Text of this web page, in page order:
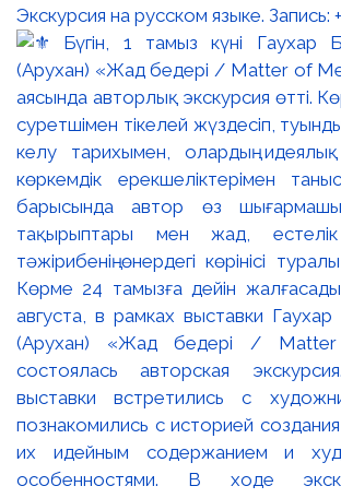
Экскурсия на русском языке. Запись: